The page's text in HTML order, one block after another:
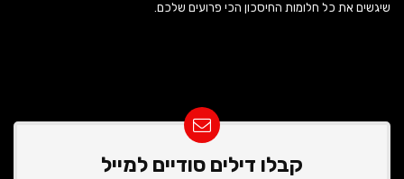
שיגשים את כל חלומות החיסכון הכי פרועים שלכם.
קבלו דילים סודיים למייל